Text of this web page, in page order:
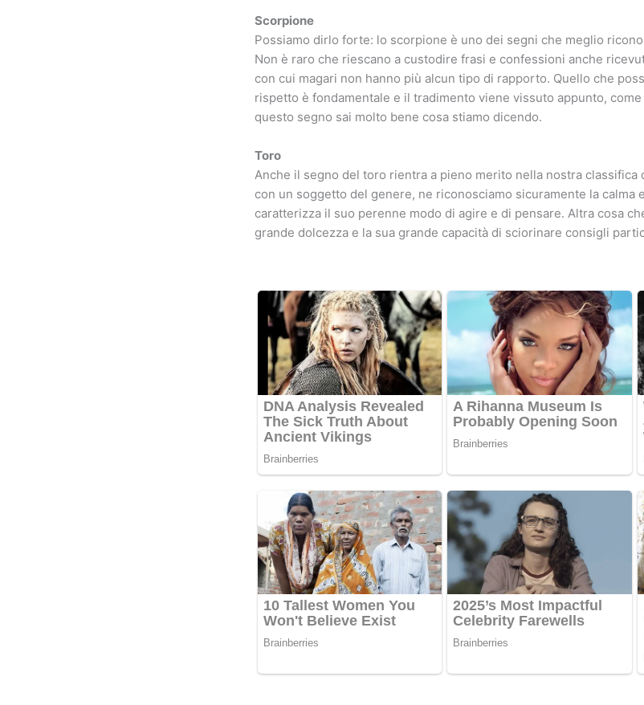
Scorpione
Possiamo dirlo forte: lo scorpione è uno dei segni che meglio
Non è raro che riescano a custodire frasi e confessioni anche
con cui magari non hanno più alcun tipo di rapporto. Quello che
rispetto è fondamentale e il tradimento viene vissuto appunto, come
questo segno sai molto bene cosa stiamo dicendo.
Toro
Anche il segno del toro rientra a pieno merito nella nostra classifica
con un soggetto del genere, ne riconosciamo sicuramente la calma
caratterizza il suo perenne modo di agire e di pensare. Altra cosa
grande dolcezza e la sua grande capacità di sciorinare consigli